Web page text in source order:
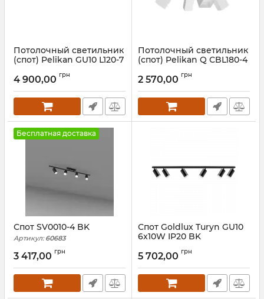
Потолочный светильник
(спот) Pelikan GU10 L120-7
Артикул:1252012
4 900,00 грн
Потолочный светильник
(спот) Pelikan Q СBL180-4
Артикул:1173412
2 570,00 грн
Бесплатная доставка
Спот SV0010-4 BK
Артикул:60683
3 417,00 грн
Спот Goldlux Turyn GU10
6x10W IP20 BK
5 702,00 грн